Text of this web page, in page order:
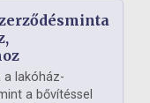
lakóház-
a bővítéssel